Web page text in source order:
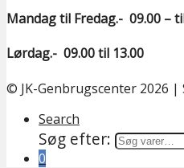
Mandag til Fredag.- 09.00 –
Lørdag.- 09.00 til 13.00
© JK-Genbrugscenter 2026
Search
Søg efter:
0